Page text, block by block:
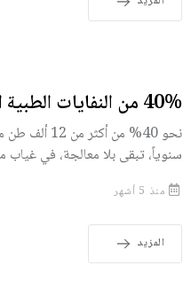
40% من النفايات الطبية الخطرة بلا معالجة
نحو 40%
سنوياً، تبقى بلا معالجة، في
منذ 5 أشهر
المزيد